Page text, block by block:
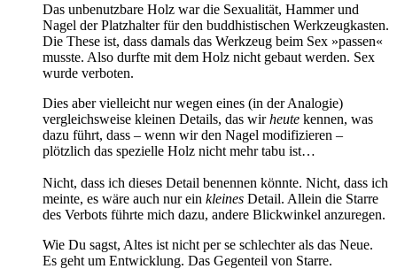
Das unbenutzbare Holz war die Sexualität, Hammer und
Nagel der Platzhalter für den buddhistischen Werkzeugkasten.
Die These ist, dass damals das Werkzeug beim Sex »passen«
musste. Also durfte mit dem Holz nicht gebaut werden. Sex
wurde verboten.
Dies aber vielleicht nur wegen eines (in der Analogie)
vergleichsweise kleinen Details, das wirheute kennen, was
dazu führt, dass – wenn wir den Nagel modifizieren –
plötzlich das spezielle Holz nicht mehr tabu ist…
Nicht, dass ich dieses Detail benennen könnte. Nicht, dass ich
meinte, es wäre auch nur ein kleines Detail. Allein die Starre
des Verbots führte mich dazu, andere Blickwinkel anzuregen.
Wie Du sagst, Altes ist nicht per se schlechter als das Neue.
Es geht um Entwicklung. Das Gegenteil von Starre.